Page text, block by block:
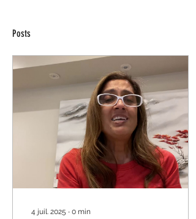
Posts
4 juil. 2025 ∙ 0 min